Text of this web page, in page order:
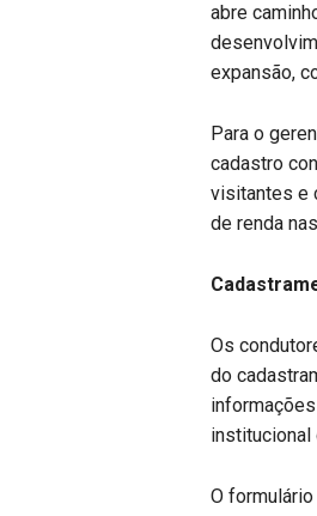
abre
expansão,
Para o
cadastro
visitantes e
de renda
Os
do
institucional
O